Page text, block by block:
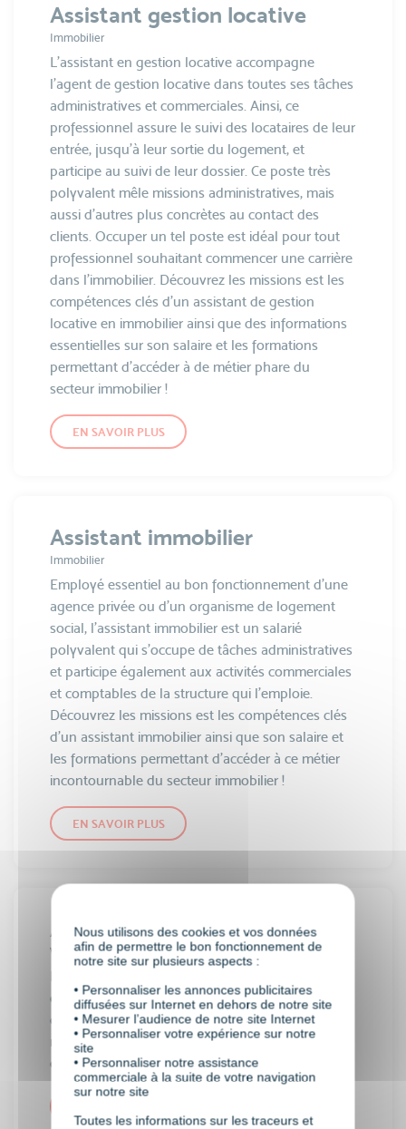
Assistant gestion locative
Immobilier
L’assistant en gestion locative accompagne
l’agent de gestion locative dans toutes ses tâches
administratives et commerciales. Ainsi, ce
professionnel assure le suivi des locataires de leur
entrée, jusqu’à leur sortie du logement, et
participe au suivi de leur dossier. Ce poste très
polyvalent mêle missions administratives, mais
aussi d’autres plus concrètes au contact des
clients. Occuper un tel poste est idéal pour tout
professionnel souhaitant commencer une carrière
dans l’immobilier. Découvrez les missions est les
compétences clés d’un assistant de gestion
locative en immobilier ainsi que des informations
essentielles sur son salaire et les formations
permettant d’accéder à de métier phare du
secteur immobilier !
EN SAVOIR PLUS
Assistant immobilier
Immobilier
Employé essentiel au bon fonctionnement d’une
agence privée ou d’un organisme de logement
social, l’assistant immobilier est un salarié
polyvalent qui s’occupe de tâches administratives
et participe également aux activités commerciales
et comptables de la structure qui l’emploie.
Découvrez les missions est les compétences clés
d’un assistant immobilier ainsi que son salaire et
les formations permettant d’accéder à ce métier
incontournable du secteur immobilier !
EN SAVOIR PLUS
Assistant marketing web
Webmarketing & e-business
développer un produit ou une ligne de produits,
de sa définition à sa commercialisation, sur un
marché dont il aura déterminé les problématiques
et le potentiel.
Nous utilisons des cookies et vos données
afin de permettre le bon fonctionnement de
notre site sur plusieurs aspects :
• Personnaliser les annonces publicitaires
diffusées sur Internet en dehors de notre site
• Mesurer l’audience de notre site Internet
• Personnaliser votre expérience sur notre
site
• Personnaliser notre assistance
commerciale à la suite de votre navigation
sur notre site
Toutes les informations sur les traceurs et